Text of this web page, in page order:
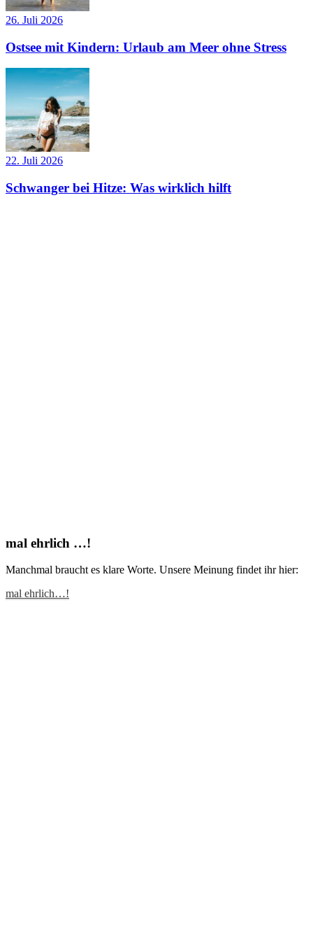
26. Juli 2026
Ostsee mit Kindern: Urlaub am Meer ohne Stress
22. Juli 2026
Schwanger bei Hitze: Was wirklich hilft
mal ehrlich …!
Manchmal braucht es klare Worte. Unsere Meinung findet ihr hier:
mal ehrlich…!